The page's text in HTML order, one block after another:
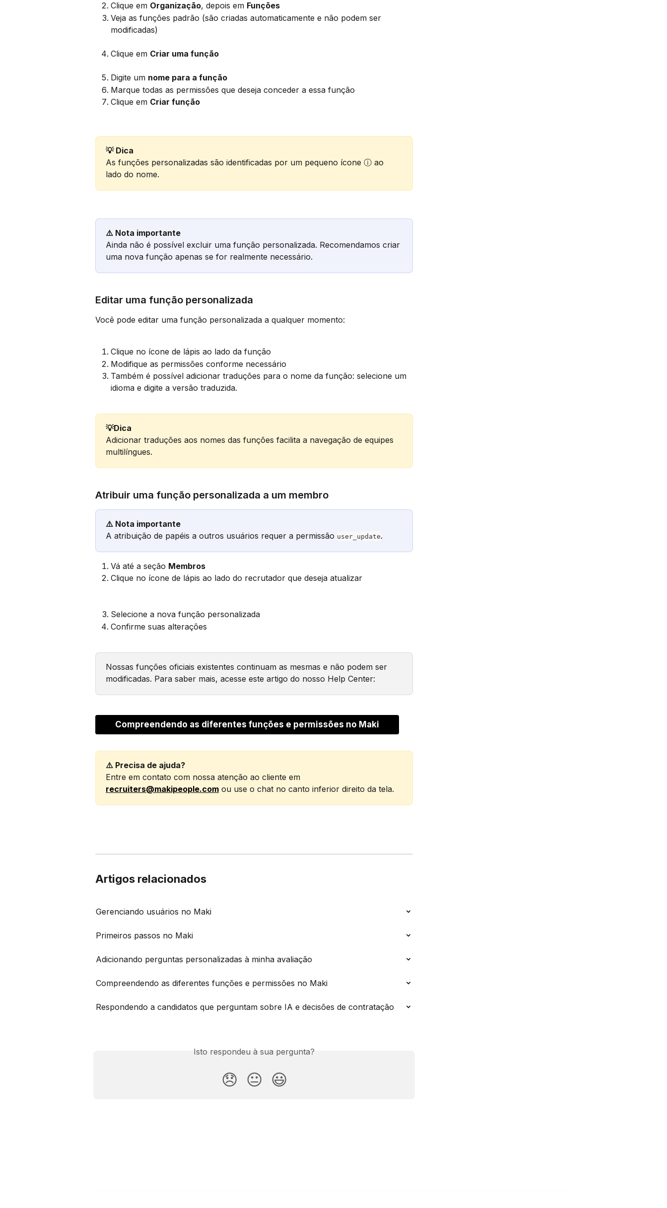
Clique em Organização, depois em Funções
Veja as funções padrão (são criadas automaticamente e não podem ser
modificadas)
Clique em Criar uma função
Digite um nome para a função
Marque todas as permissões que deseja conceder a essa função
Clique em Criar função
💡 Dica
As funções personalizadas são identificadas por um pequeno ícone ⓘ ao
lado do nome.
⚠️ Nota importante
Ainda não é possível excluir uma função personalizada. Recomendamos criar
uma nova função apenas se for realmente necessário.
Editar uma função personalizada
Você pode editar uma função personalizada a qualquer momento:
Clique no ícone de lápis ao lado da função
Modifique as permissões conforme necessário
Também é possível adicionar traduções para o nome da função: selecione um
idioma e digite a versão traduzida.
💡Dica
Adicionar traduções aos nomes das funções facilita a navegação de equipes
multilíngues.
Atribuir uma função personalizada a um membro
⚠️ Nota importante
A atribuição de papéis a outros usuários requer a permissão user_update.
Vá até a seção Membros
Clique no ícone de lápis ao lado do recrutador que deseja atualizar
Selecione a nova função personalizada
Confirme suas alterações
Nossas funções oficiais existentes continuam as mesmas e não podem ser
modificadas. Para saber mais, acesse este artigo do nosso Help Center:
Compreendendo as diferentes funções e permissões no Maki
⚠️ Precisa de ajuda?
Entre em contato com nossa atenção ao cliente em
recruiters@makipeople.com ou use o chat no canto inferior direito da tela.
Artigos relacionados
Gerenciando usuários no Maki
Primeiros passos no Maki
Adicionando perguntas personalizadas à minha avaliação
Compreendendo as diferentes funções e permissões no Maki
Respondendo a candidatos que perguntam sobre IA e decisões de contratação
Isto respondeu à sua pergunta?
😞 😐 😃